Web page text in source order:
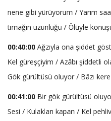
nene gibi yürüyorum / Yarım
tırnağın uzunluğu / Ölüyle
00:40:00 Ağzıyla ona şiddet
Kel güreşçiyim / Azâbı şiddetli
Gök gürültüsü oluyor / Bâzı kere
00:41:00 Bir gök gürültüsü
Sesi / Kulakları kapan / Kel